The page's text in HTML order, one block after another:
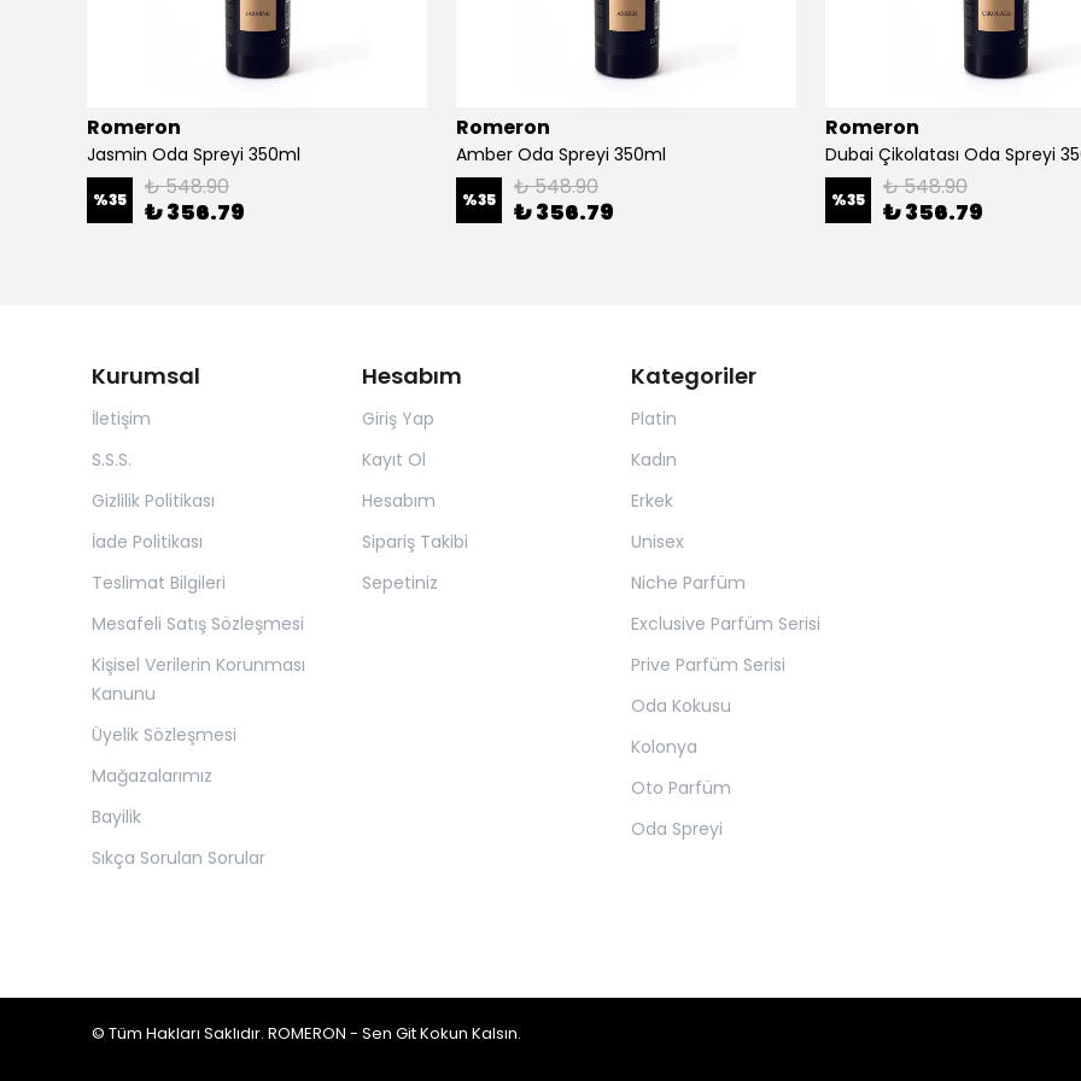
Romeron
Jasmin Oda Spreyi 350ml
%35 ₺ 548.90
₺ 356.79
Romeron
Amber Oda Spreyi 350ml
%35 ₺ 548.90
₺ 356.79
Romeron
Dubai Çikolatası Oda Spreyi
%35 ₺ 548.90
₺ 356.79
Kurumsal
İletişim
S.S.S.
Gizlilik Politikası
İade Politikası
Teslimat Bilgileri
Mesafeli Satış Sözleşmesi
Kişisel Verilerin Korunması
Kanunu
Üyelik Sözleşmesi
Mağazalarımız
Bayilik
Sıkça Sorulan Sorular
Hesabım
Giriş Yap
Kayıt Ol
Hesabım
Sipariş Takibi
Sepetiniz
Kategoriler
Platin
Kadın
Erkek
Unisex
Niche Parfüm
Exclusive Parfüm Serisi
Prive Parfüm Serisi
Oda Kokusu
Kolonya
Oto Parfüm
Oda Spreyi
© Tüm Hakları Saklıdır. ROMERON - Sen Git Kokun Kalsın.